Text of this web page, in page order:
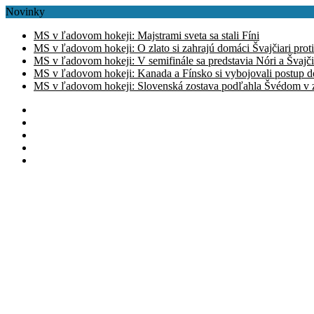
Novinky
MS v ľadovom hokeji: Majstrami sveta sa stali Fíni
MS v ľadovom hokeji: O zlato si zahrajú domáci Švajčiari
MS v ľadovom hokeji: V semifinále sa predstavia Nóri a
MS v ľadovom hokeji: Kanada a Fínsko si vybojovali postup
MS v ľadovom hokeji: Slovenská zostava podľahla Švédom v